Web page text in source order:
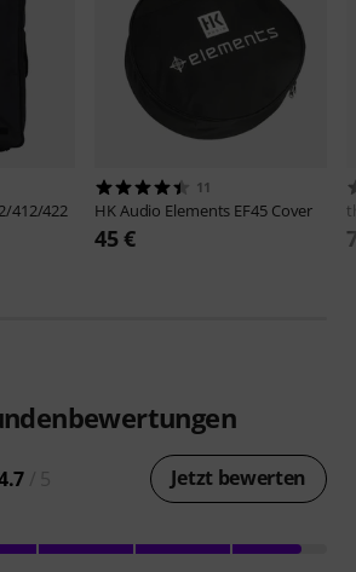
412/422
11
HK Audio Elements EF45 Cover
45 €
Jetzt bewerten